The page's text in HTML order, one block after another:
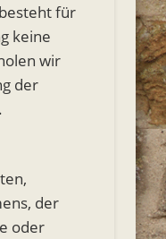
für
keine
wir
der
der
oder